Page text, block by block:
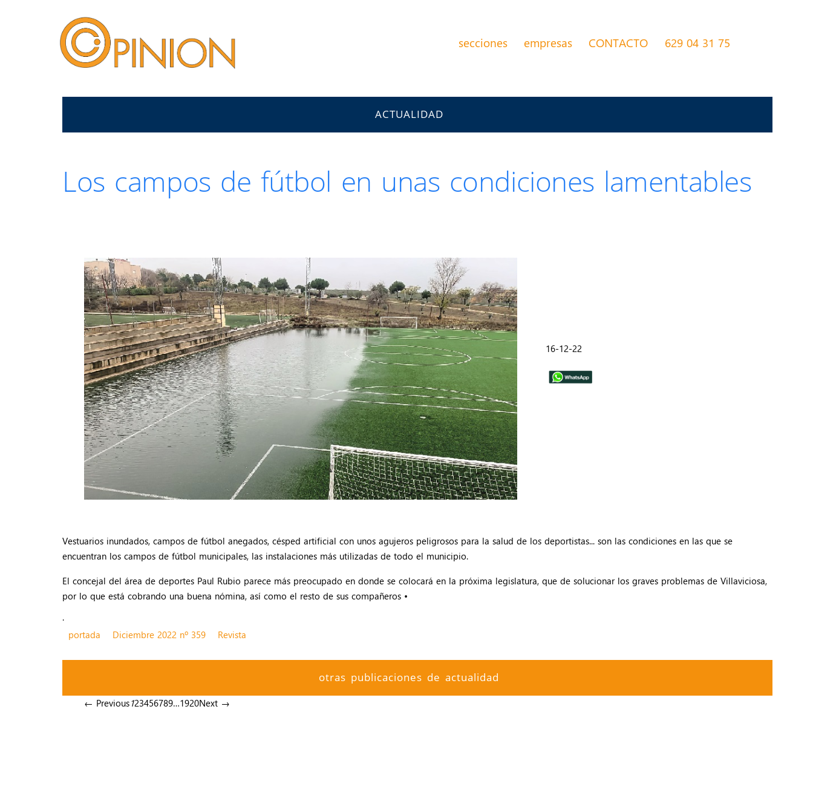
secciones empresas CONTACTO 629 04 31 75
ACTUALIDAD
Los campos de fútbol en unas condiciones lamentables
16-12-22
Vestuarios inundados, campos de fútbol anegados, césped artificial con unos agujeros peligrosos para la salud de los deportistas... son las condiciones en las que se
encuentran los campos de fútbol municipales, las instalaciones más utilizadas de todo el municipio.
El concejal del área de deportes Paul Rubio parece más preocupado en donde se colocará en la próxima legislatura, que de solucionar los graves problemas de Villaviciosa,
por lo que está cobrando una buena nómina, así como el resto de sus compañeros •
.
portada
Diciembre 2022 nº 359 Revista
otras publicaciones de actualidad
← Previous123456789…1920Next →